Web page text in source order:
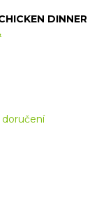
DINNER
.